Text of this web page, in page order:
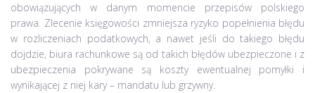
obowiązujących w danym momencie przepisów polskiego
prawa. Zlecenie księgowości zmniejsza ryzyko popełnienia błędu
w rozliczeniach podatkowych, a nawet jeśli do takiego błędu
dojdzie, biura rachunkowe są od takich błędów ubezpieczone i z
ubezpieczenia pokrywane są koszty ewentualnej pomyłki i
wynikającej z niej kary – mandatu lub grzywny.